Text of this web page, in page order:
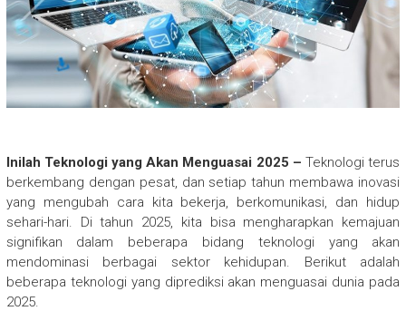
Inilah Teknologi yang Akan Menguasai 2025 – Teknologi terus
berkembang dengan pesat, dan setiap tahun membawa inovasi
yang mengubah cara kita bekerja, berkomunikasi, dan hidup
sehari-hari. Di tahun 2025, kita bisa mengharapkan kemajuan
signifikan dalam beberapa bidang teknologi yang akan
mendominasi berbagai sektor kehidupan. Berikut adalah
beberapa teknologi yang diprediksi akan menguasai dunia pada
2025.